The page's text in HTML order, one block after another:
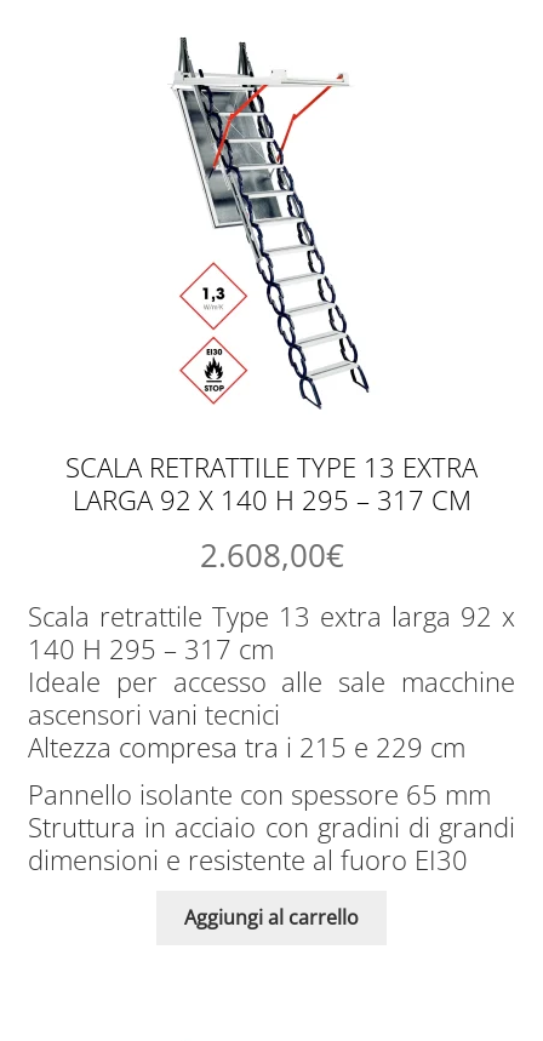
SCALA RETRATTILE TYPE 13 EXTRA
LARGA 92 X 140 H 295 – 317 CM
2.608,00€
Scala retrattile Type 13 extra larga 92 x
140 H 295 – 317 cm
Ideale per accesso alle sale macchine
ascensori vani tecnici
Altezza compresa tra i 215 e 229 cm
Pannello isolante con spessore 65 mm
Struttura in acciaio con gradini di grandi
dimensioni e resistente al fuoro EI30
Aggiungi al carrello